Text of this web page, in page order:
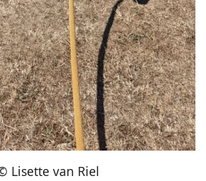
Lisette van Riel